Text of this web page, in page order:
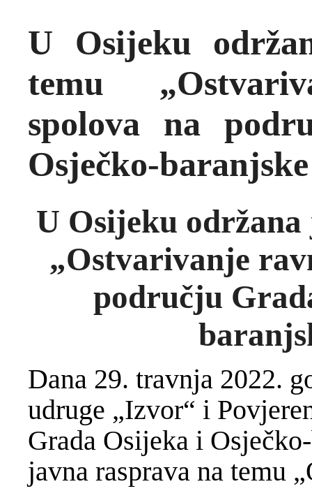
U Osijeku
temu
spolova na
Osječko-
U Osijeku
„Ostvarivanje
području
Dana 29. travnja 2022.
udruge „Izvor“ i
Grada Osijeka i
javna rasprava na temu